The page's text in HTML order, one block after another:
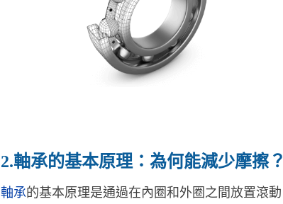
2.軸承的基本原理：為何能減少摩擦？
軸承的基本原理是通過在內圈和外圈之間放置滾動